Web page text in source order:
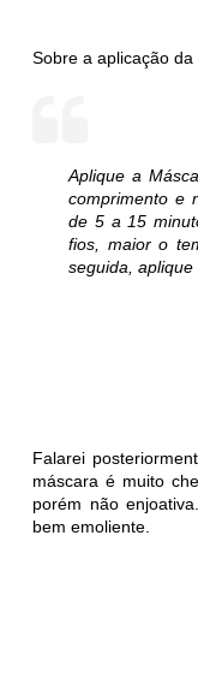
Sobre a aplicação
Aplique a
comprimento e
de 5 a 15
fios, maior o
seguida, aplique
Falarei
máscara é muito
porém não
bem emoliente.